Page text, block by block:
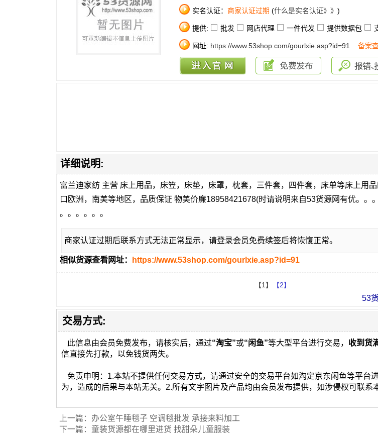
实名认证： 商家认证过期 (什么是实名认证》》 )
提供: 批发 网店代理 一件代发 提供数据包
网址: https://www.53shop.com/gourlxie.asp?id=91 备案
详细说明:
富兰迪家纺 主营 床上用品，床笠，床垫，床罩，枕套，三件套，四件套，床单等床上用
口欧洲，南美等地区，品质保证 物美价廉18958421678(时请说明来自53货源网有优。。
。。。。。。
商家认证过期后联系方式无法正常显示，请登录会员免费续签后将恢愎正常。
相似货源查看网址： https://www.53shop.com/gourlxie.asp?id=91
【1】 【2】
53
交易方式:
此信息由会员免费发布，请核实后，通过“淘宝”或“闲鱼”等大型平台进行交易， 收到货
信直接先打款，以免钱货两失。
免责申明：1.本站不提供任何交易方式，请通过安全的交易平台如淘定京东闲鱼等平台
为，造成的后果与本站无关。2.所有文字图片及产品均由会员发布提供，如涉侵权可联系
上一篇： 办公室午睡毯子 空调毯批发 承接来料加工
下一篇： 童装货源都在哪里进货 找甜朵儿童服装